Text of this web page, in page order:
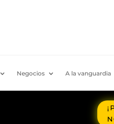
Negocios A la vanguardia